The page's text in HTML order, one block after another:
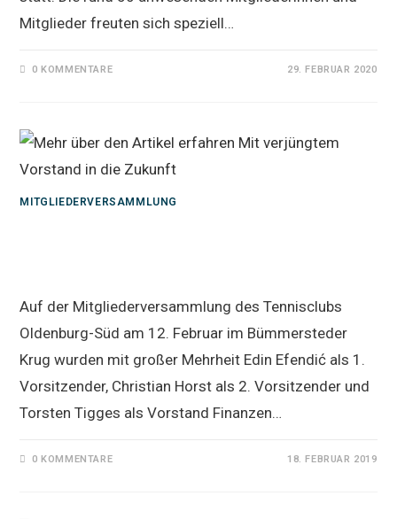
Mitglieder freuten sich speziell…
0 KOMMENTARE 29. FEBRUAR 2020
MITGLIEDERVERSAMMLUNG
Auf der Mitgliederversammlung des Tennisclubs
Oldenburg-Süd am 12. Februar im Bümmersteder
Krug wurden mit großer Mehrheit Edin Efendić als 1.
Vorsitzender, Christian Horst als 2. Vorsitzender und
Torsten Tigges als Vorstand Finanzen…
0 KOMMENTARE 18. FEBRUAR 2019